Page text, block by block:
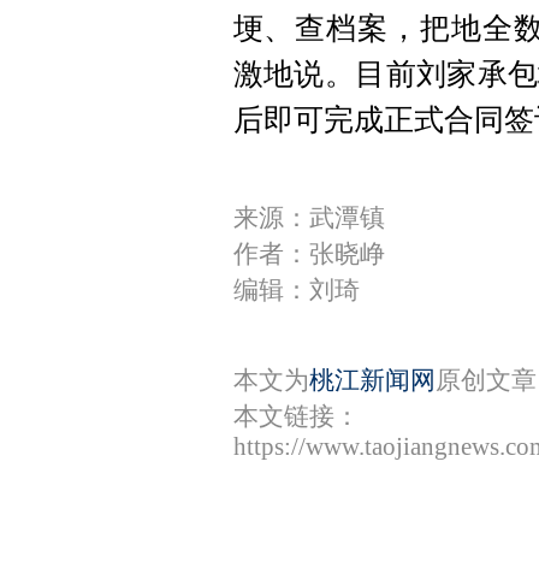
埂、查档案，把地全
激地说。目前刘家承
后即可完成正式合同
来源：武潭镇
作者：张晓峥
编辑：刘琦
本文为桃江新闻网 原创文
本文链接：
https://